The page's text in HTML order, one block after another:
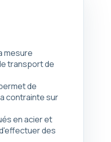
mesure
transport de
de
contrainte sur
en acier et
des